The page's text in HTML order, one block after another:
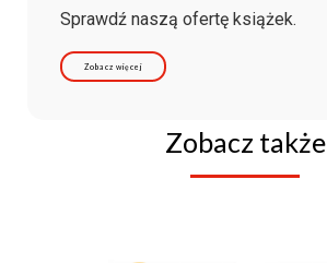
Sprawdź naszą ofertę książek.
Zobacz więcej
Zobacz także